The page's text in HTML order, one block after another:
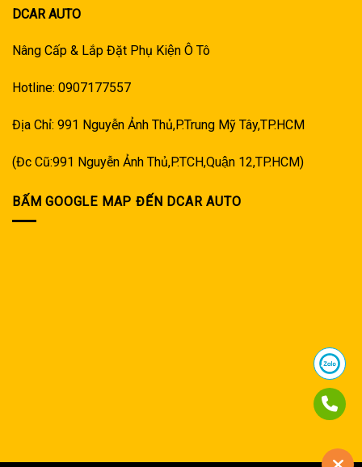
DCAR AUTO
Nâng Cấp & Lắp Đặt Phụ Kiện Ô Tô
Hotline: 0907177557
Địa Chỉ: 991 Nguyễn Ảnh Thủ,P.Trung Mỹ Tây,TP.HCM
(Đc Cũ:991 Nguyễn Ảnh Thủ,P.TCH,Quận 12,TP.HCM)
BẤM GOOGLE MAP ĐẾN DCAR AUTO